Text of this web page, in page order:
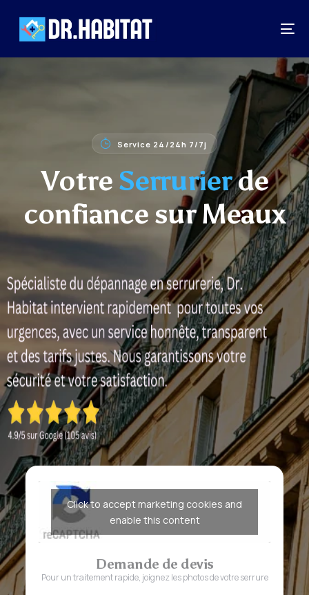
Service 24/24h 7/7j
Votre Serrurierde
confiance sur Meaux
Click to accept marketing cookies and
enable this content
Demande de devis
Pour un traitement rapide, joignez les photos de votre serrure